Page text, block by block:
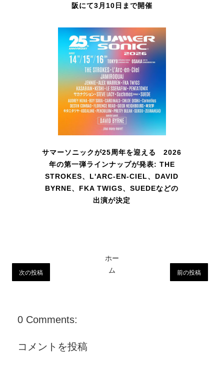
阪にて3月10日まで開催
サマーソニックが25周年を迎える 2026
年の第一弾ラインナップが発表: THE
STROKES、L'ARC-EN-CIEL、DAVID
BYRNE、FKA TWIGS、SUEDEなどの
出演が決定
次の投稿 前の投稿
ホー
ム
0 Comments:
コメントを投稿